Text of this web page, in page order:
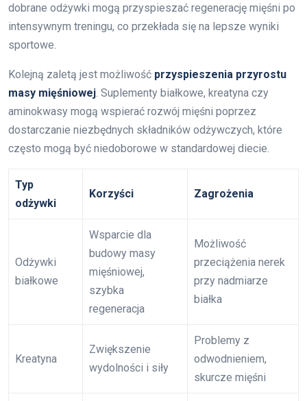
dobrane odżywki mogą przyspieszać regenerację mięśni po
intensywnym treningu, co przekłada się na lepsze wyniki
sportowe.
Kolejną zaletą jest możliwość przyspieszenia przyrostu
masy mięśniowej . Suplementy białkowe, kreatyna czy
aminokwasy mogą wspierać rozwój mięśni poprzez
dostarczanie niezbędnych składników odżywczych, które
często mogą być niedoborowe w standardowej diecie.
Typ
odżywki
Korzyści Zagrożenia
Odżywki
białkowe
Wsparcie dla
budowy masy
mięśniowej,
szybka
regeneracja
Możliwość
przeciążenia nerek
przy nadmiarze
białka
Kreatyna
Zwiększenie
wydolności i siły
Problemy z
odwodnieniem,
skurcze mięśni